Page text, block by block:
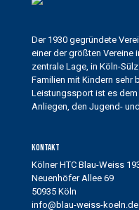
Der 1930 gegründete
einer der größten Vereine
zentrale Lage, in Köln-
Familien mit Kindern sehr
Leistungssport ist es dem
Anliegen, den Jugend-
Kontakt
Kölner HTC Blau-Weiss
Neuenhöfer Allee 69
50935 Köln
info@blau-weiss-koeln.de